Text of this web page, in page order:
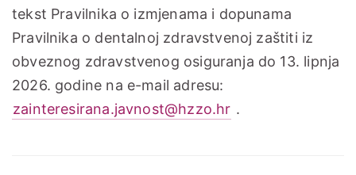
tekst Pravilnika o izmjenama i dopunama
Pravilnika o dentalnoj zdravstvenoj zaštiti iz
obveznog zdravstvenog osiguranja do 13. lipnja
2026. godine na e-mail adresu:
zainteresirana.javnost@hzzo.hr .